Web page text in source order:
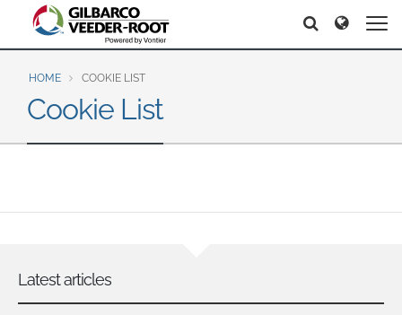
North America
United States
Canada
Latin America
Mexico
Europe & CIS
English
Dansk
Svenska
India
Search
Search Search
HOME COOKIE LIST
Cookie List
Latest articles